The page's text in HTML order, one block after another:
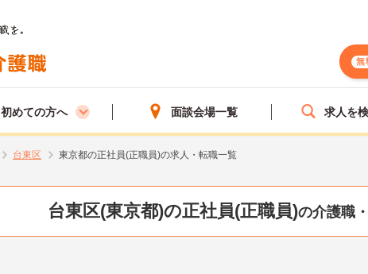
無
初めての方へ 面談会場一覧 求人を
台東区 東京都の正社員(正職員)の求人・転職一覧
台東区(東京都)の正社員(正職員)の介護職